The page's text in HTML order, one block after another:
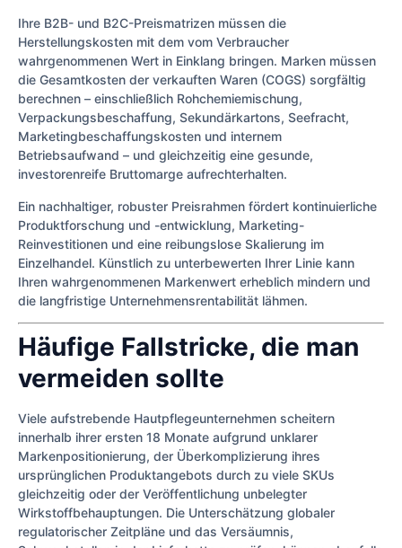
Ihre B2B- und B2C-Preismatrizen müssen die
Herstellungskosten mit dem vom Verbraucher
wahrgenommenen Wert in Einklang bringen. Marken müssen
die Gesamtkosten der verkauften Waren (COGS) sorgfältig
berechnen – einschließlich Rohchemiemischung,
Verpackungsbeschaffung, Sekundärkartons, Seefracht,
Marketingbeschaffungskosten und internem
Betriebsaufwand – und gleichzeitig eine gesunde,
investorenreife Bruttomarge aufrechterhalten.
Ein nachhaltiger, robuster Preisrahmen fördert kontinuierliche
Produktforschung und -entwicklung, Marketing-
Reinvestitionen und eine reibungslose Skalierung im
Einzelhandel. Künstlich zu unterbewerten Ihrer Linie kann
Ihren wahrgenommenen Markenwert erheblich mindern und
die langfristige Unternehmensrentabilität lähmen.
Häufige Fallstricke, die man
vermeiden sollte
Viele aufstrebende Hautpflegeunternehmen scheitern
innerhalb ihrer ersten 18 Monate aufgrund unklarer
Markenpositionierung, der Überkomplizierung ihres
ursprünglichen Produktangebots durch zu viele SKUs
gleichzeitig oder der Veröffentlichung unbelegter
Wirkstoffbehauptungen. Die Unterschätzung globaler
regulatorischer Zeitpläne und das Versäumnis,